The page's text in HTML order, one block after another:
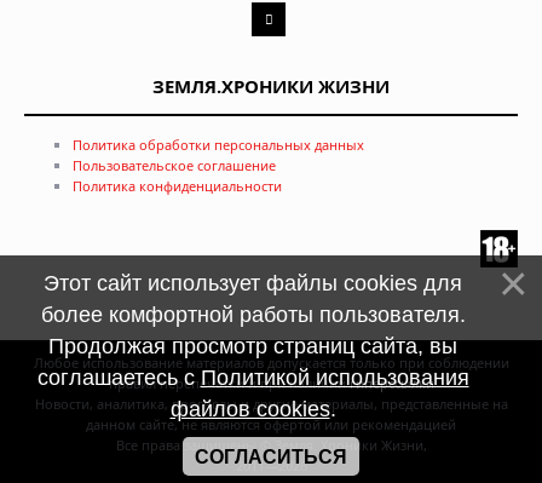
ЗЕМЛЯ.ХРОНИКИ ЖИЗНИ
Политика обработки персональных данных
Пользовательское соглашение
Политика конфиденциальности
Любое использование материалов допускается только при соблюдении
правил перепечатки и при наличиигиперссылки
Новости, аналитика, прогнозы и другие материалы, представленные на
данном сайте, не являются офертой или рекомендацией
Все права защищены © Земля. Хроники Жизни,
2011—2026
Этот сайт использует файлы cookies для
более комфортной работы пользователя.
Продолжая просмотр страниц сайта, вы
соглашаетесь сПолитикой использования
файлов cookies.
СОГЛАСИТЬСЯ